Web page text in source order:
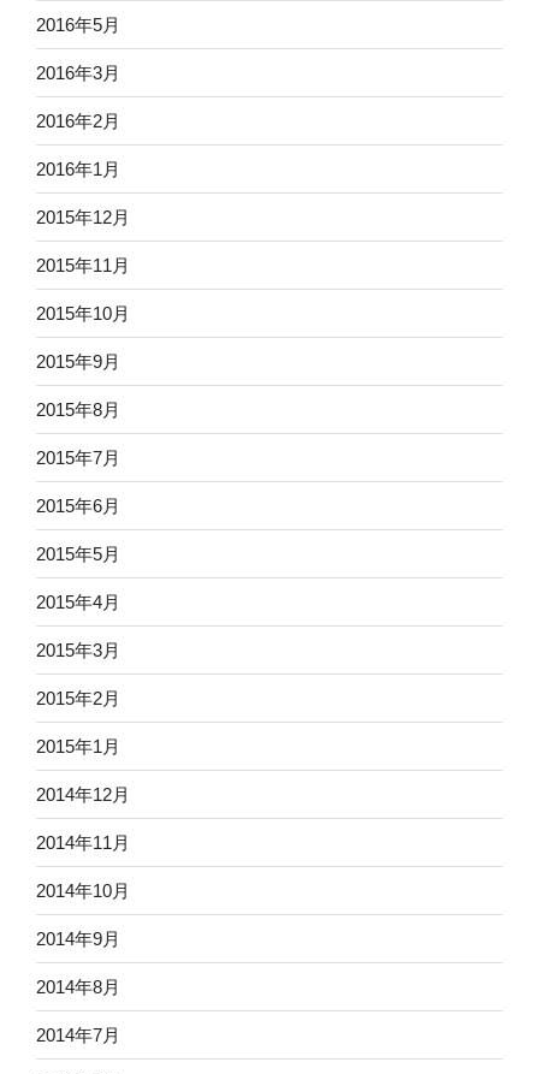
2016年5月
2016年3月
2016年2月
2016年1月
2015年12月
2015年11月
2015年10月
2015年9月
2015年8月
2015年7月
2015年6月
2015年5月
2015年4月
2015年3月
2015年2月
2015年1月
2014年12月
2014年11月
2014年10月
2014年9月
2014年8月
2014年7月